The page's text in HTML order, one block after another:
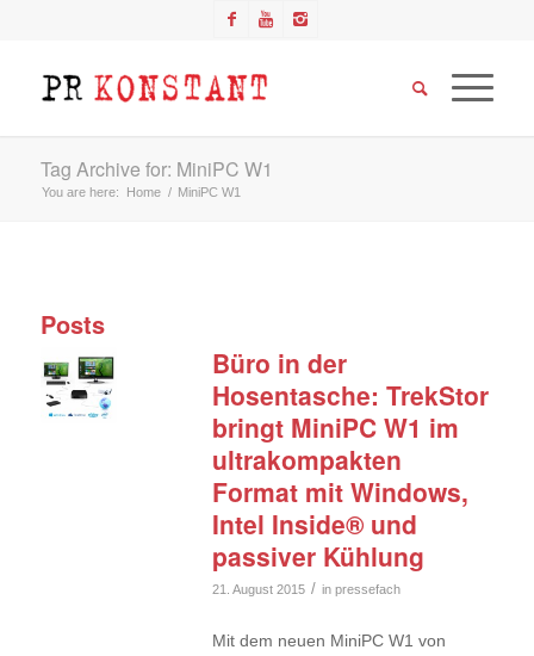
Tag Archive for: MiniPC W1
You are here: Home / MiniPC W1
Posts
Büro in der
Hosentasche: TrekStor
bringt MiniPC W1 im
ultrakompakten
Format mit Windows,
Intel Inside® und
passiver Kühlung
21. August 2015 / in pressefach
Mit dem neuen MiniPC W1 von